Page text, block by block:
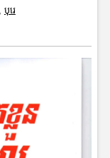
បុរេ